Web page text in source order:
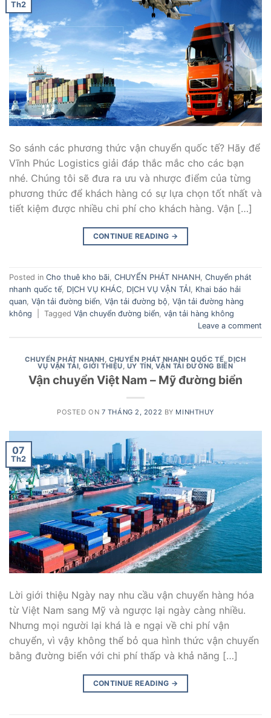
Th2
So sánh các phương thức vận chuyển quốc tế? Hãy để
Vĩnh Phúc Logistics giải đáp thắc mắc cho các bạn
nhé. Chúng tôi sẽ đưa ra ưu và nhược điểm của từng
phương thức để khách hàng có sự lựa chọn tốt nhất và
tiết kiệm được nhiều chi phí cho khách hàng. Vận […]
CONTINUE READING →
Posted in Cho thuê kho bãi CHUYỂN PHÁT NHANH Chuyển phát
nhanh quốc tế DỊCH VỤ KHÁC DỊCH VỤ VẬN TẢI Khai báo hải
quan Vận tải đường biển Vận tải đường bộ Vận tải đường hàng
không
Tagged Vận chuyển đường biển vận tải hàng không
Leave a comment
CHUYỂN PHÁT NHANH ,CHUYỂN PHÁT NHANH QUỐC TẾ ,DỊCH
VỤ VẬN TẢI ,GIỚI THIỆU UY TÍN ,VẬN TẢI ĐƯỜNG BIỂN
Vận chuyển Việt Nam – Mỹ đường biển
POSTED ON 7 THÁNG 2, 2022 BY MINHTHUY
07
Th2
Lời giới thiệu Ngày nay nhu cầu vận chuyển hàng hóa
từ Việt Nam sang Mỹ và ngược lại ngày càng nhiều.
Nhưng mọi người lại khá là e ngại về chi phí vận
chuyển, vì vậy không thể bỏ qua hình thức vận chuyển
bằng đường biển với chi phí thấp và khả năng […]
CONTINUE READING →